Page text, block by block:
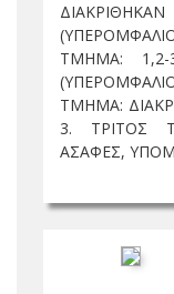
ΤΜΗΜΑ:
ΤΜΗΜΑ:
3. ΤΡΙΤΟΣ
ΑΣΑΦΕΣ,